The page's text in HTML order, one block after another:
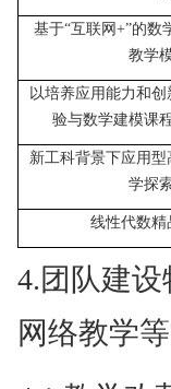
基于“互联网+”的数
教学
以培养应用能力和
验与数学建模课
新工科背景下应用
学探
线性代数精
4.团队建
网络教学